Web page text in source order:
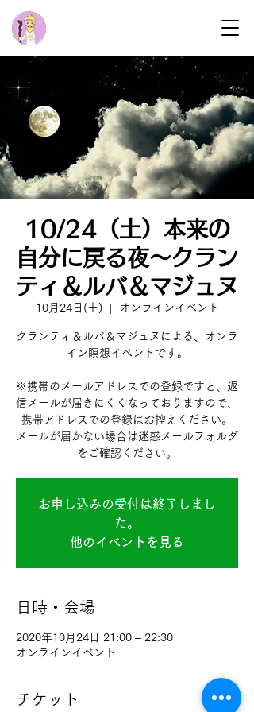
10/24（土）本来の
自分に戻る夜〜クラン
ティ＆ルバ＆マジュヌ
10月24日(土)
  |
オンラインイベント
クランティ＆ルバ＆マジュヌによる、オンラ
イン瞑想イベントです。
※携帯のメールアドレスでの登録ですと、返
信メールが届きにくくなっておりますので、
携帯アドレスでの登録はお控えください。
メールが届かない場合は迷惑メールフォルダ
お申し込みの受付は終了しまし
た。
他のイベントを見る
日時・会場
2020年10月24日 21:00 – 22:30
オンラインイベント
チケット